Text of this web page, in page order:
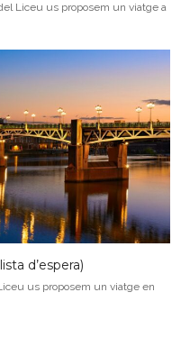
Liceu us proposem un viatge a
d’espera)
us proposem un viatge en